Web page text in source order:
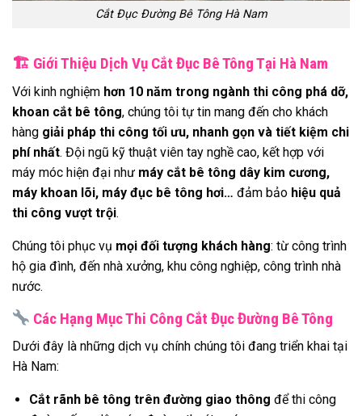
Cắt Đục Đường Bê Tông Hà Nam
🏗 ️ Giới Thiệu Dịch Vụ Cắt Đục Bê Tông Tại Hà Nam
Với kinh nghiệm hơn 10 năm trong ngành thi công phá dỡ,
khoan cắt bê tông, chúng tôi tự tin mang đến cho khách
hàng giải pháp thi công tối ưu, nhanh gọn và tiết kiệm chi
phí nhất. Đội ngũ kỹ thuật viên tay nghề cao, kết hợp với
máy móc hiện đại như máy cắt bê tông dây kim cương,
máy khoan lõi, máy đục bê tông hơi… đảm bảo hiệu quả
thi công vượt trội.
Chúng tôi phục vụ mọi đối tượng khách hàng: từ công trình
hộ gia đình, đến nhà xưởng, khu công nghiệp, công trình nhà
nước.
Các Hạng Mục Thi Công Cắt Đục Đường Bê Tông
Dưới đây là những dịch vụ chính chúng tôi đang triển khai tại
Hà Nam:
Cắt rãnh bê tông trên đường giao thông để thi công